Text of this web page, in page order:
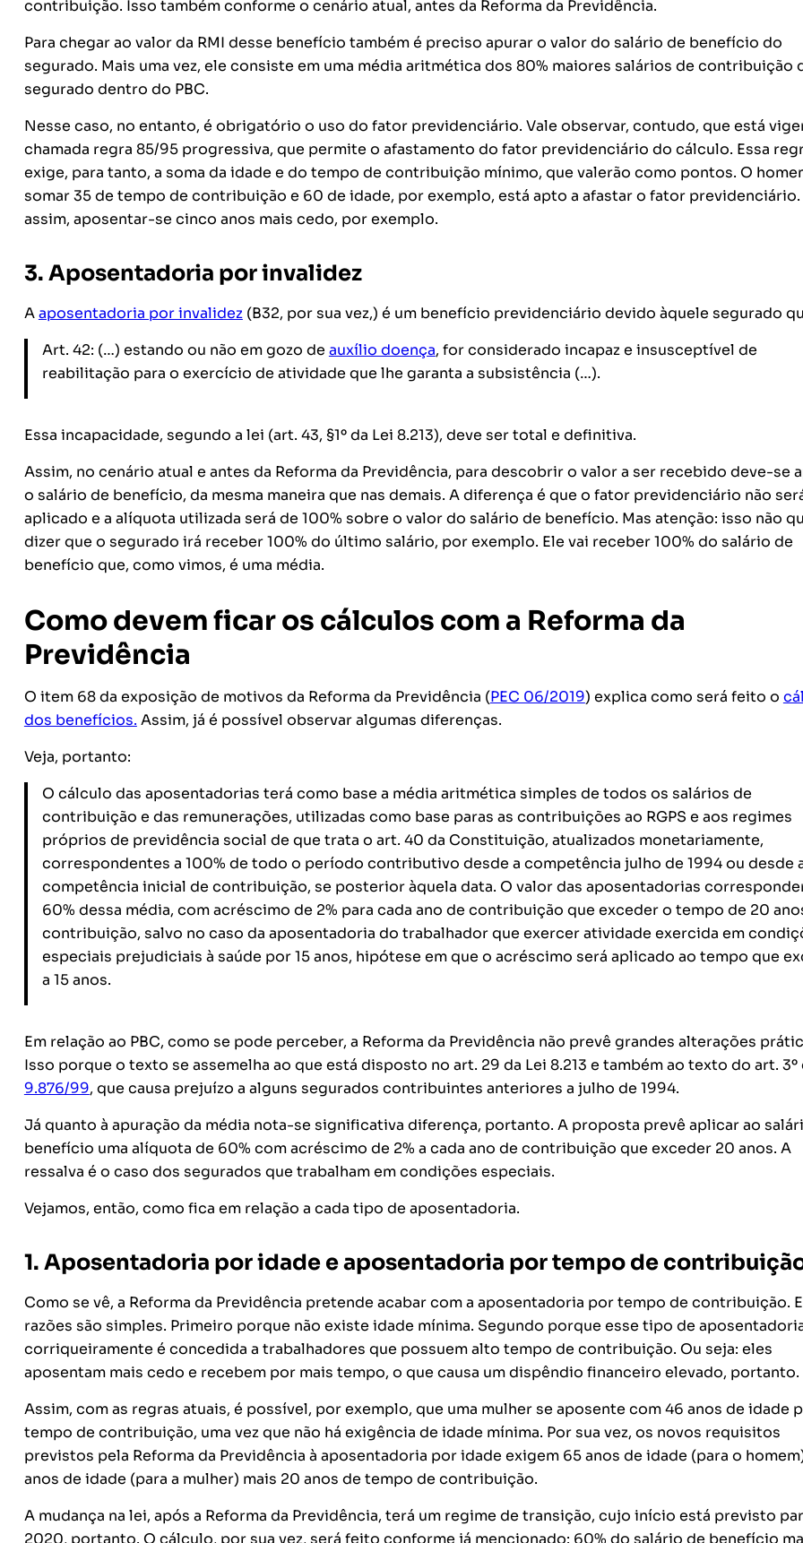
contribuição. Isso também conforme o cenário atual, antes da Reforma da Previdência.
Para chegar ao valor da RMI desse benefício também é preciso apurar o valor do salário de benefício do
segurado. Mais uma vez, ele consiste em uma média aritmética dos 80% maiores salários de contribuição
segurado dentro do PBC.
Nesse caso, no entanto, é obrigatório o uso do fator previdenciário. Vale observar, contudo, que está
chamada regra 85/95 progressiva, que permite o afastamento do fator previdenciário do cálculo. Essa
exige, para tanto, a soma da idade e do tempo de contribuição mínimo, que valerão como pontos. O
somar 35 de tempo de contribuição e 60 de idade, por exemplo, está apto a afastar o fator previdenciário.
assim, aposentar-se cinco anos mais cedo, por exemplo.
3. Aposentadoria por invalidez
Aaposentadoria por invalidez(B32, por sua vez,) é um benefício previdenciário devido àquele segurado
Art. 42: (…) estando ou não em gozo de auxílio doença, for considerado incapaz e insusceptível de
reabilitação para o exercício de atividade que lhe garanta a subsistência (…).
Essa incapacidade, segundo a lei (art. 43, §1º da Lei 8.213), deve ser total e definitiva.
Assim, no cenário atual e antes da Reforma da Previdência, para descobrir o valor a ser recebido deve-se
o salário de benefício, da mesma maneira que nas demais. A diferença é que o fator previdenciário não
aplicado e a alíquota utilizada será de 100% sobre o valor do salário de benefício. Mas atenção: isso não
dizer que o segurado irá receber 100% do último salário, por exemplo. Ele vai receber 100% do salário de
benefício que, como vimos, é uma média.
Como devem ficar os cálculos com a Reforma da
Previdência
O item 68 da exposição de motivos da Reforma da Previdência (PEC 06/2019) explica como será feito o
dos benefícios. Assim, já é possível observar algumas diferenças.
Veja, portanto:
O cálculo das aposentadorias terá como base a média aritmética simples de todos os salários de
contribuição e das remunerações, utilizadas como base paras as contribuições ao RGPS e aos regimes
próprios de previdência social de que trata o art. 40 da Constituição, atualizados monetariamente,
correspondentes a 100% de todo o período contributivo desde a competência julho de 1994 ou desde
competência inicial de contribuição, se posterior àquela data. O valor das aposentadorias
60% dessa média, com acréscimo de 2% para cada ano de contribuição que exceder o tempo de 20
contribuição, salvo no caso da aposentadoria do trabalhador que exercer atividade exercida em
especiais prejudiciais à saúde por 15 anos, hipótese em que o acréscimo será aplicado ao tempo que
a 15 anos.
Em relação ao PBC, como se pode perceber, a Reforma da Previdência não prevê grandes alterações
Isso porque o texto se assemelha ao que está disposto no art. 29 da Lei 8.213 e também ao texto do art. 3º
9.876/99, que causa prejuízo a alguns segurados contribuintes anteriores a julho de 1994.
Já quanto à apuração da média nota-se significativa diferença, portanto. A proposta prevê aplicar ao
benefício uma alíquota de 60% com acréscimo de 2% a cada ano de contribuição que exceder 20 anos. A
ressalva é o caso dos segurados que trabalham em condições especiais.
Vejamos, então, como fica em relação a cada tipo de aposentadoria.
1. Aposentadoria por idade e aposentadoria por tempo de
Como se vê, a Reforma da Previdência pretende acabar com a aposentadoria por tempo de contribuição.
razões são simples. Primeiro porque não existe idade mínima. Segundo porque esse tipo de
corriqueiramente é concedida a trabalhadores que possuem alto tempo de contribuição. Ou seja: eles
aposentam mais cedo e recebem por mais tempo, o que causa um dispêndio financeiro elevado, portanto.
Assim, com as regras atuais, é possível, por exemplo, que uma mulher se aposente com 46 anos de idade
tempo de contribuição, uma vez que não há exigência de idade mínima. Por sua vez, os novos requisitos
previstos pela Reforma da Previdência à aposentadoria por idade exigem 65 anos de idade (para o
anos de idade (para a mulher) mais 20 anos de tempo de contribuição.
A mudança na lei, após a Reforma da Previdência, terá um regime de transição, cujo início está previsto
2020, portanto. O cálculo, por sua vez, será feito conforme já mencionado: 60% do salário de benefício